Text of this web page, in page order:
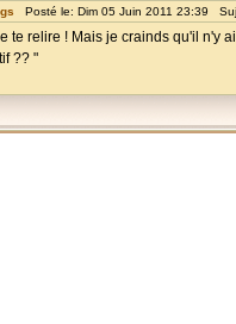
Posté le: Dim 05 Juin 2011 23:39
te relire ! Mais je crainds qu'il n'y
?? "